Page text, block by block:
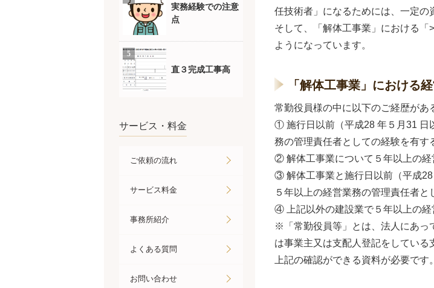
任技術者」になるためには、一定の
そして、「解体工事業」における
ようになっています。
「解体工事業」における
常勤役員様の中に以下のご経歴があ
① 施行日以前（平成28 年５月31 日
務の管理責任者としての経験を有す
② 解体工事業について５年以上の
③ 解体工事業と施行日以前（平成28
５年以上の経営業務の管理責任者と
④ 上記以外の建設業で５年以上の
※「常勤役員等」とは、法人にあっ
は事業主又は支配人登記をしている
上記の確認ができる資料が必要です。
実務経験での注意
点
直３完成工事高
サービス・料金
ご依頼の流れ
サービス料金
事務所紹介
よくある質問
お問い合わせ